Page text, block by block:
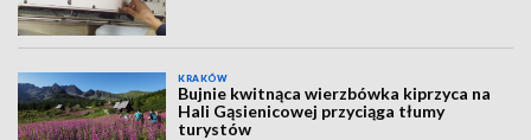
KRAKÓW
Bujnie kwitnąca wierzbówka kiprzyca na
Hali Gąsienicowej przyciąga tłumy
turystów